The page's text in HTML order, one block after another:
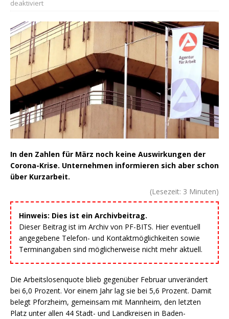
deaktiviert
In den Zahlen für März noch keine Auswirkungen der
Corona-Krise. Unternehmen informieren sich aber schon
über Kurzarbeit.
(Lesezeit: 3 Minuten)
Hinweis: Dies ist ein Archivbeitrag.
Dieser Beitrag ist im Archiv von PF-BITS. Hier eventuell
angegebene Telefon- und Kontaktmöglichkeiten sowie
Terminangaben sind möglicherweise nicht mehr aktuell.
Die Arbeitslosenquote blieb gegenüber Februar unverändert
bei 6,0 Prozent. Vor einem Jahr lag sie bei 5,6 Prozent. Damit
belegt Pforzheim, gemeinsam mit Mannheim, den letzten
Platz unter allen 44 Stadt- und Landkreisen in Baden-